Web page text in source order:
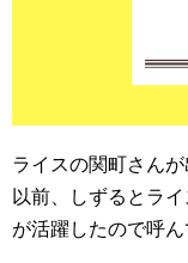
ライスの関町さん
以前、しずるとラ
が活躍したので呼